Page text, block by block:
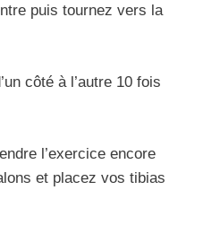
puis tournez vers la
côté à l’autre 10 fois
l’exercice encore
et placez vos tibias